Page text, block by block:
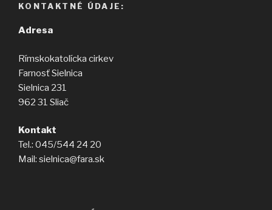
KONTAKTNÉ ÚDAJE:
Adresa
Rímskokatolícka cirkev
Farnosť Sielnica
Sielnica 231
962 31 Sliač
Kontakt
Tel.: 045/544 24 20
Mail: sielnica@fara.sk